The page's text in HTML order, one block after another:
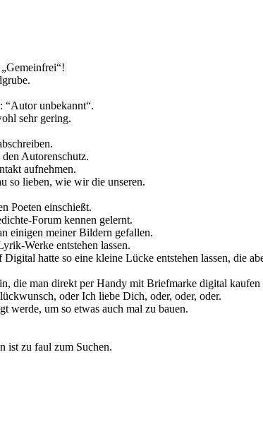
“Autor unbekannt“.
sehr gering.
Autorenschutz.
aufnehmen.
so lieben, wie wir die unseren.
Poeten einschießt.
Forum kennen gelernt.
einigen meiner Bildern gefallen.
Werke entstehen lassen.
hatte so eine kleine Lücke entstehen lassen, die
die man direkt per Handy mit Briefmarke digital
oder Ich liebe Dich, oder, oder, oder.
werde, um so etwas auch mal zu bauen.
ist zu faul zum Suchen.